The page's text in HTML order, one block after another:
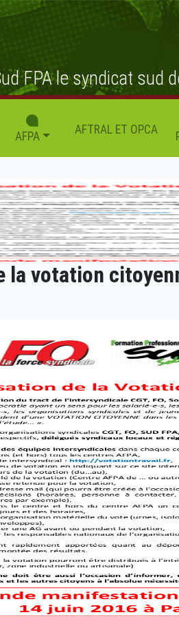
FPA le syndicat sud
AFPA AFTRAL ET OPCA
la votation